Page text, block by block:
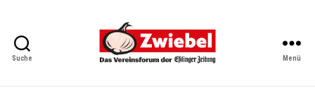
Suche Menü